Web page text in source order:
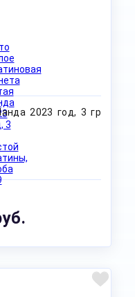
2023 год, 3 гр